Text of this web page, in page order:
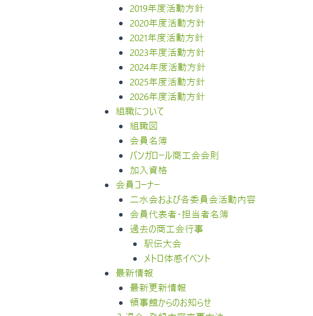
2019年度活動方針
2020年度活動方針
2021年度活動方針
2023年度活動方針
2024年度活動方針
2025年度活動方針
2026年度活動方針
組職について
組職図
会員名簿
バンガロール商工会会則
加入資格
会員コーナー
二水会および各委員会活動内容
会員代表者・担当者名簿
過去の商工会行事
駅伝大会
メトロ体感イベント
最新情報
最新更新情報
領事館からのお知らせ